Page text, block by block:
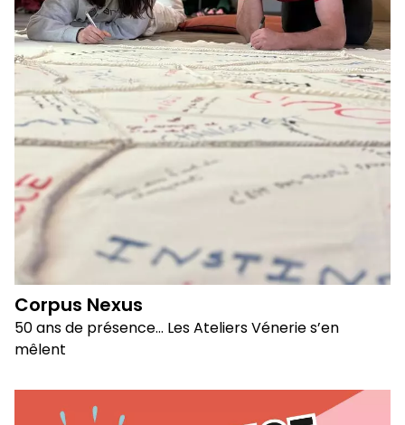
Corpus Nexus
50 ans de présence… Les Ateliers Vénerie s’en
mêlent